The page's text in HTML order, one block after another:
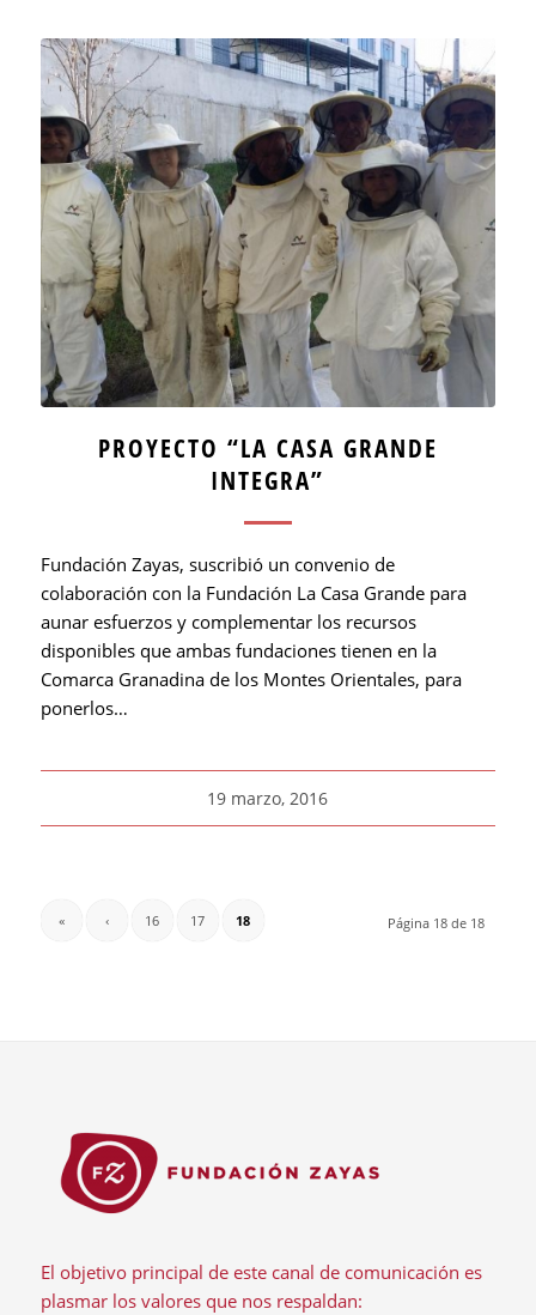
PROYECTO “LA CASA GRANDE
INTEGRA”
Fundación Zayas, suscribió un convenio de
colaboración con la Fundación La Casa Grande para
aunar esfuerzos y complementar los recursos
disponibles que ambas fundaciones tienen en la
Comarca Granadina de los Montes Orientales, para
ponerlos…
19 marzo, 2016
Página 18 de 18
« ‹ 16 17 18
El objetivo principal de este canal de comunicación es
plasmar los valores que nos respaldan: